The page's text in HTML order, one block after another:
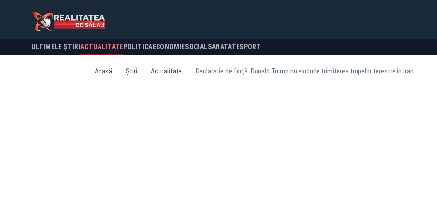
ULTIMELE ȘTIRI ACTUALITATE POLITICA ECONOMIESOCIALSANATATESPORT
Acasă Știri Actualitate Declarație de forță: Donald Trump nu exclude trimiterea trupelor terestre în Iran